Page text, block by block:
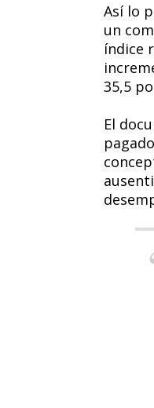
Así lo
un
índice
35,5
El